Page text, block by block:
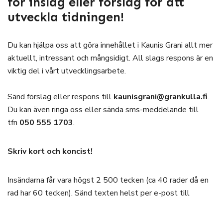
utveckla tidningen!
Du kan hjälpa oss att göra innehållet i Kaunis Grani allt mer
aktuellt, intressant och mångsidigt. All slags respons är en
viktig del i vårt utvecklingsarbete.
Sänd förslag eller respons till kaunisgrani@grankulla.fi.
Du kan även ringa oss eller sända sms-meddelande till
tfn 050 555 1703.
Skriv kort och koncist!
Insändarna får vara högst 2 500 tecken (ca 40 rader då en
rad har 60 tecken). Sänd texten helst per e-post till